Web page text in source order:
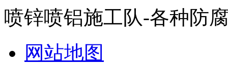
喷锌喷铝施工队-各种防
网站地图